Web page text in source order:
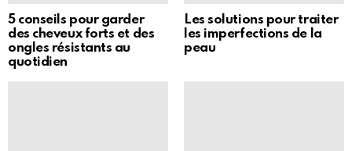
5 conseils pour garder
des cheveux forts et des
ongles résistants au
quotidien
Les solutions pour traiter
les imperfections de la
peau